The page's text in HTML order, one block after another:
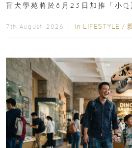
盲犬學苑將於8月23日加推「小Q
7th August, 2026 ｜ In LIFESTYLE /